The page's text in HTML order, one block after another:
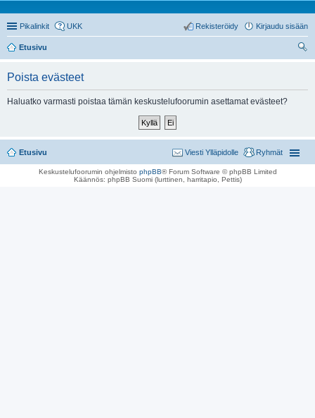
Pikalinkit UKK Kirjaudu sisään
Rekisteröidy
Etusivu
Poista evästeet
Haluatko varmasti poistaa tämän keskustelufoorumin asettamat evästeet?
Etusivu Ryhmät
Viesti Ylläpidolle
Keskustelufoorumin ohjelmisto phpBB® Forum Software © phpBB Limited
Käännös: phpBB Suomi (lurttinen, harritapio, Pettis)